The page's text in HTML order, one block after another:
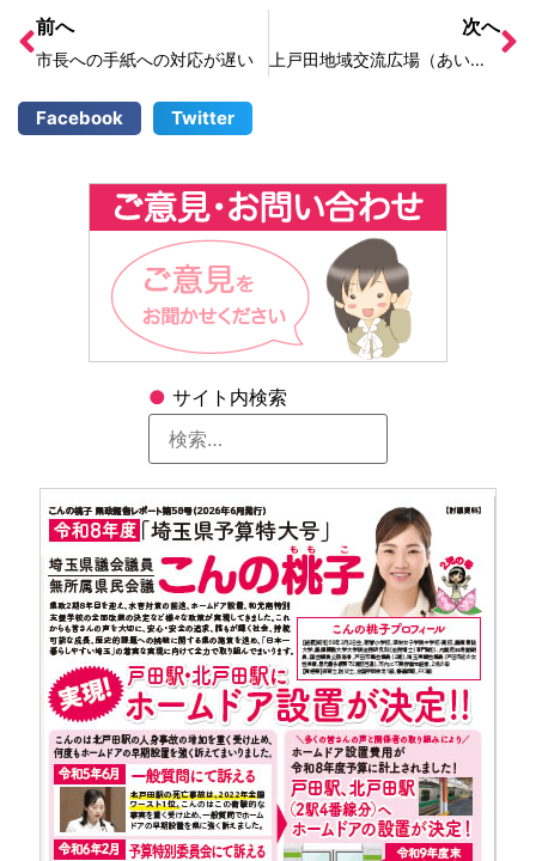
● サイト内検索
前へ
市長への手紙への対応が遅い
次へ
上戸田地域交流広場（あいパル広場）の水はけが悪い
Facebook Twitter